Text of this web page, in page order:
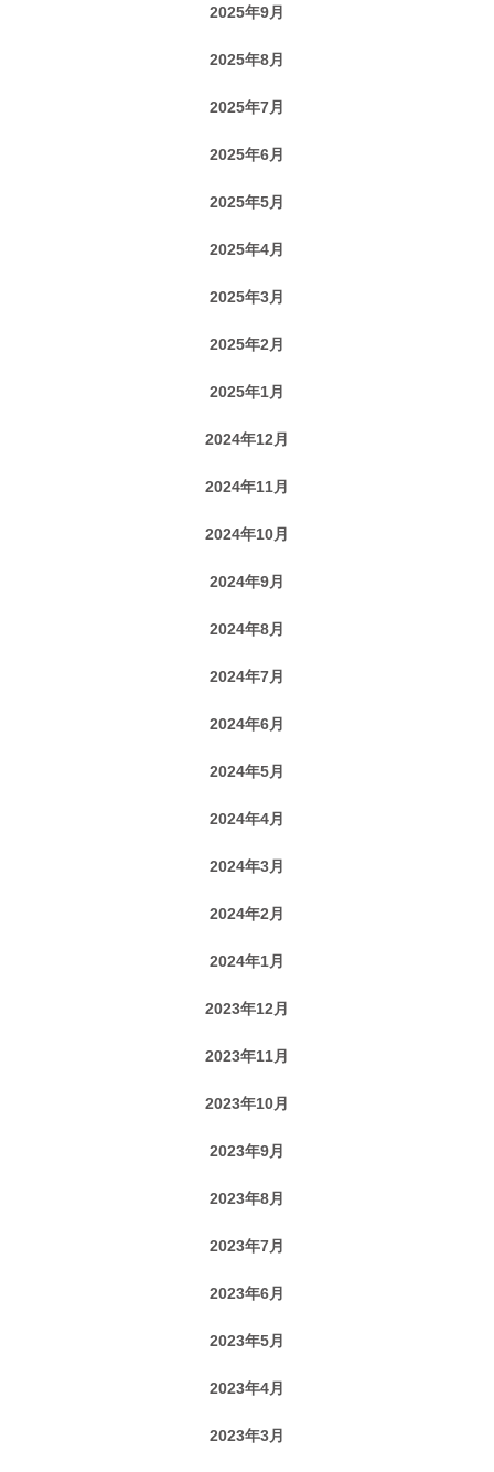
2025年9月
2025年8月
2025年7月
2025年6月
2025年5月
2025年4月
2025年3月
2025年2月
2025年1月
2024年12月
2024年11月
2024年10月
2024年9月
2024年8月
2024年7月
2024年6月
2024年5月
2024年4月
2024年3月
2024年2月
2024年1月
2023年12月
2023年11月
2023年10月
2023年9月
2023年8月
2023年7月
2023年6月
2023年5月
2023年4月
2023年3月